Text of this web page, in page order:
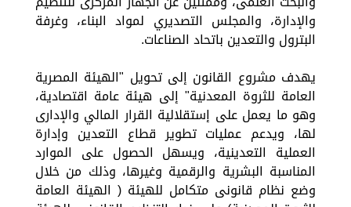
والإدارة، والمجلس التصديري لمواد البناء، وغرفة
البترول والتعدين باتحاد الصناعات.
يهدف مشروع القانون إلى تحويل "الهيئة المصرية
العامة للثروة المعدنية" إلى هيئة عامة اقتصادية،
وهو ما يعمل على إستقلالية القرار المالي والإدارى
لها، ويدعم عمليات تطوير قطاع التعدين وإدارة
العملية التعدينية، ويسهل الحصول على الموارد
المناسبة البشرية والرقمية وغيرها، وذلك من خلال
وضع نظام قانونى متكامل للهيئة ( الهيئة العامة